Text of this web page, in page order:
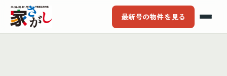
最新号の物件を見る